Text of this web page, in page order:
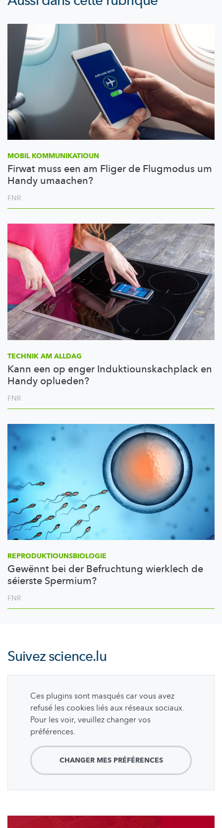
MOBIL KOMMUNIKATIOUN
Firwat muss een am Fliger de Flugmodus um
Handy umaachen?
FNR
TECHNIK AM ALLDAG
Kann een op enger Induktiounskachplack en
Handy oplueden?
FNR
REPRODUKTIOUNSBIOLOGIE
Gewënnt bei der Befruchtung wierklech de
séierste Spermium?
FNR
Suivezscience.lu
Ces plugins sont masqués car vous avez
refusé les cookies liés aux réseaux sociaux.
Pour les voir, veuillez changer vos
préférences.
CHANGER MES PRÉFÉRENCES